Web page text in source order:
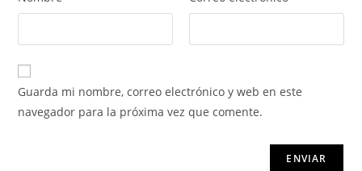
Guarda mi nombre, correo electrónico y web en este
navegador para la próxima vez que comente.